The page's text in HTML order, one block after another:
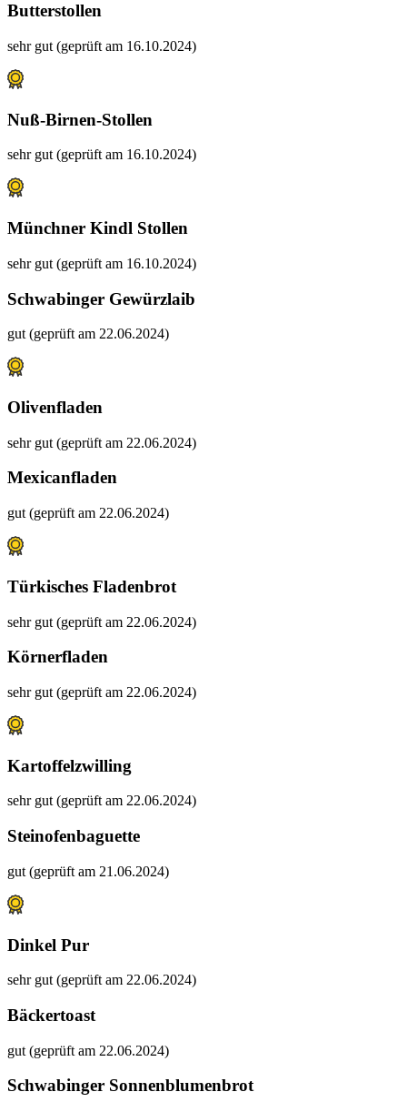
Butterstollen
sehr gut (geprüft am 16.10.2024)
Nuß-Birnen-Stollen
sehr gut (geprüft am 16.10.2024)
Münchner Kindl Stollen
sehr gut (geprüft am 16.10.2024)
Schwabinger Gewürzlaib
gut (geprüft am 22.06.2024)
Olivenfladen
sehr gut (geprüft am 22.06.2024)
Mexicanfladen
gut (geprüft am 22.06.2024)
Türkisches Fladenbrot
sehr gut (geprüft am 22.06.2024)
Körnerfladen
sehr gut (geprüft am 22.06.2024)
Kartoffelzwilling
sehr gut (geprüft am 22.06.2024)
Steinofenbaguette
gut (geprüft am 21.06.2024)
Dinkel Pur
sehr gut (geprüft am 22.06.2024)
Bäckertoast
gut (geprüft am 22.06.2024)
Schwabinger Sonnenblumenbrot